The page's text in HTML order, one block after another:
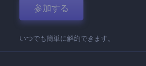
参加する
いつでも簡単に解約できます。